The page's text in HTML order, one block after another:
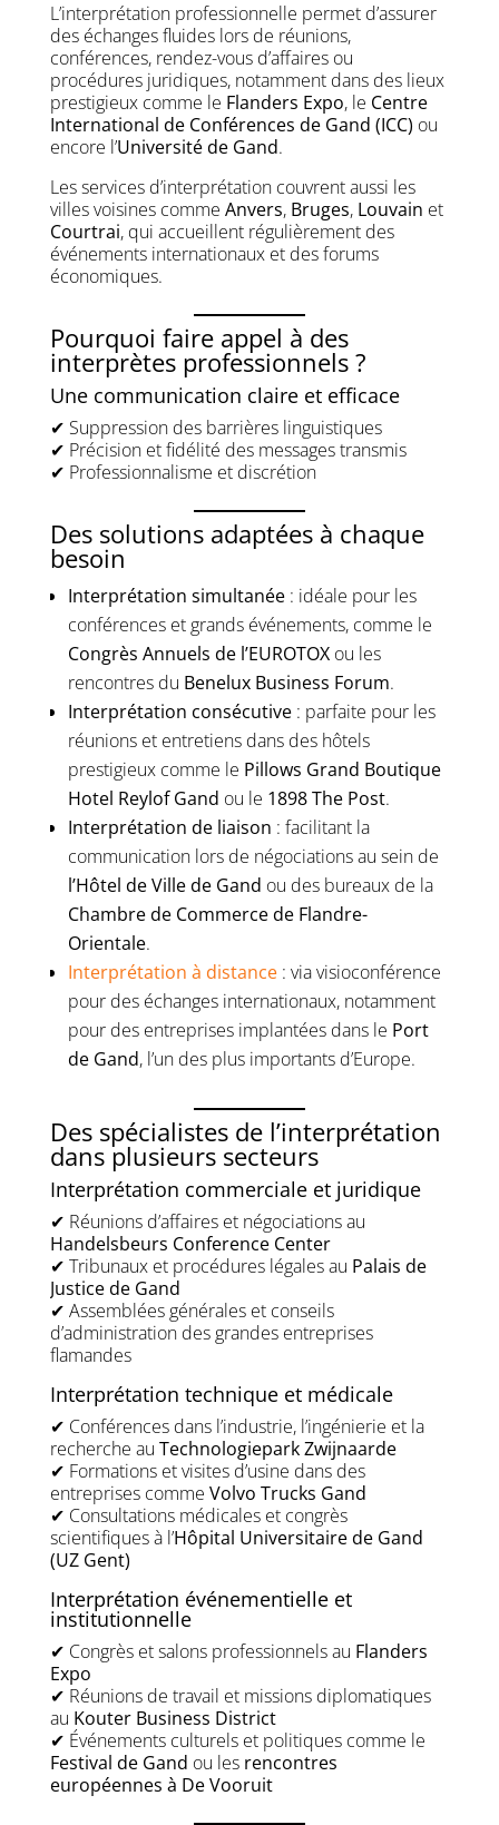
L’interprétation professionnelle permet d’assurer
des échanges fluides lors de réunions,
conférences, rendez-vous d’affaires ou
procédures juridiques, notamment dans des lieux
prestigieux comme le Flanders Expo, le Centre
International de Conférences de Gand (ICC) ou
encore l’Université de Gand.
Les services d’interprétation couvrent aussi les
villes voisines comme Anvers, Bruges, Louvain et
Courtrai, qui accueillent régulièrement des
événements internationaux et des forums
économiques.
Pourquoi faire appel à des
interprètes professionnels ?
Une communication claire et efficace
✔ Suppression des barrières linguistiques
✔ Précision et fidélité des messages transmis
✔ Professionnalisme et discrétion
Des solutions adaptées à chaque
besoin
Interprétation simultanée: idéale pour les
conférences et grands événements, comme le
Congrès Annuels de l’EUROTOXou les
rencontres du Benelux Business Forum.
Interprétation consécutive: parfaite pour les
réunions et entretiens dans des hôtels
prestigieux comme le Pillows Grand Boutique
Hotel Reylof Gand ou le 1898 The Post.
Interprétation de liaison : facilitant la
communication lors de négociations au sein de
l’Hôtel de Ville de Gand ou des bureaux de la
Chambre de Commerce de Flandre-
Orientale.
Interprétation à distance: via visioconférence
pour des échanges internationaux, notamment
pour des entreprises implantées dans le Port
de Gand, l’un des plus importants d’Europe.
Des spécialistes de l’interprétation
dans plusieurs secteurs
Interprétation commerciale et juridique
✔ Réunions d’affaires et négociations au
Handelsbeurs Conference Center
✔ Tribunaux et procédures légales au Palais de
Justice de Gand
✔ Assemblées générales et conseils
d’administration des grandes entreprises
flamandes
Interprétation technique et médicale
✔ Conférences dans l’industrie, l’ingénierie et la
recherche au Technologiepark Zwijnaarde
✔ Formations et visites d’usine dans des
entreprises comme Volvo Trucks Gand
✔ Consultations médicales et congrès
scientifiques à l’Hôpital Universitaire de Gand
(UZ Gent)
Interprétation événementielle et
institutionnelle
✔ Congrès et salons professionnels au Flanders
Expo
✔ Réunions de travail et missions diplomatiques
au Kouter Business District
✔ Événements culturels et politiques comme le
Festival de Gand ou les rencontres
européennes à De Vooruit